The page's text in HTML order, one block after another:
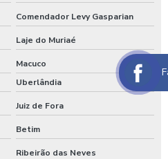
Comendador Levy Gasparian
Laje do Muriaé
Macuco
Uberlândia
Juiz de Fora
Betim
Ribeirão das Neves